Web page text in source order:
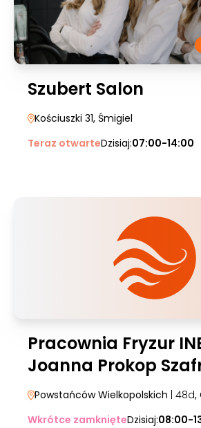
Szubert Salon
Kościuszki 31, Śmigiel
Teraz otwarteDzisiaj:07:00-14:00
Pracownia Fryzur
Joanna Prokop
Powstańców Wielkopolskich | 48d,
Wkrótce zamknięteDzisiaj:08:00-